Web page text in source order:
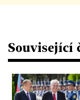
Související